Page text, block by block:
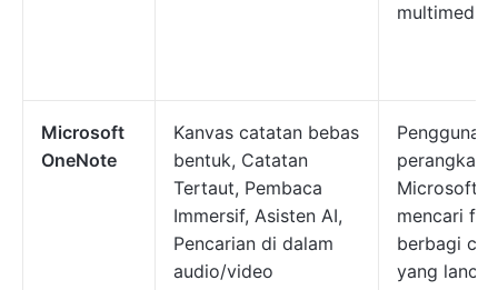
multimedia
Microsoft
OneNote
Kanvas catatan bebas
bentuk, Catatan
Tertaut, Pembaca
Immersif, Asisten AI,
Pencarian di dalam
audio/video
Pengguna
perangkat
Microsoft
mencari
berbagi
yang lancar